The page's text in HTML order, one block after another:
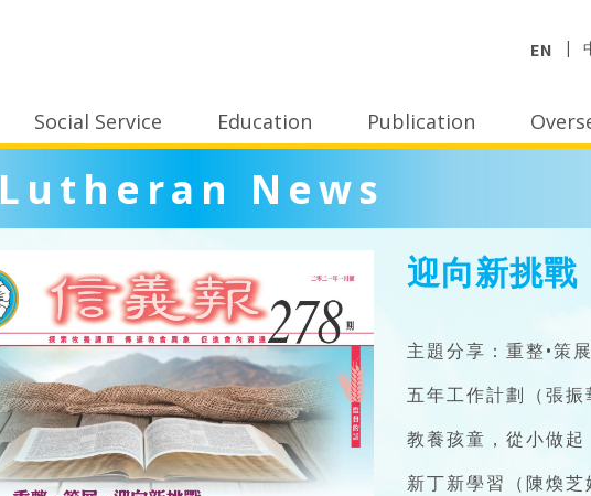
EN
Social Service Education Publication
Lutheran News
迎向新挑戰
主題分享：重整•策
五年工作計劃（張振
教養孩童，從小做起
新丁新學習（陳煥芝